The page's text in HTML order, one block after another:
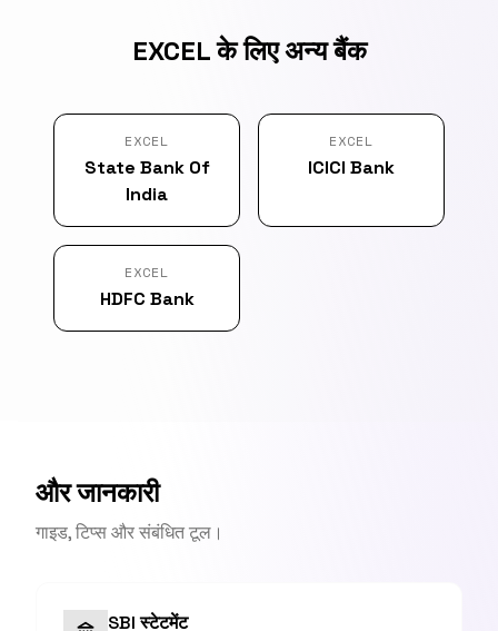
EXCEL के लिए अन्य बैंक
EXCEL
State Bank Of
India
EXCEL
ICICI Bank
EXCEL
HDFC Bank
और जानकारी
गाइड, टिप्स और संबंधित टूल।
SBI स्टेटमेंट